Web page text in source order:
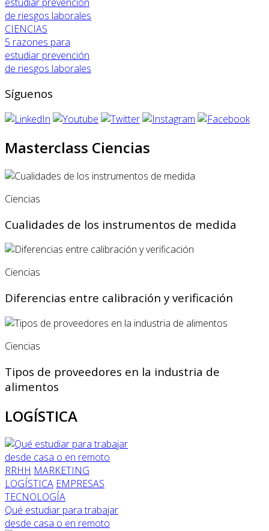
CIENCIAS
5 razones para
estudiar prevención
de riesgos laborales
Síguenos
Masterclass Ciencias
Ciencias
Cualidades de los instrumentos de medida
Ciencias
Diferencias entre calibración y verificación
Ciencias
Tipos de proveedores en la industria de
alimentos
LOGÍSTICA
RRHH MARKETING
LOGÍSTICA EMPRESAS
TECNOLOGÍA
Qué estudiar para trabajar
desde casa o en remoto